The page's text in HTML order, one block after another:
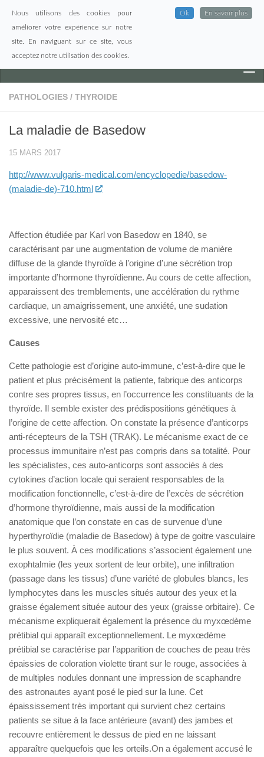
Skip to content
PATHOLOGIES / THYROIDE
La maladie de Basedow
15 MARS 2017
http://www.vulgaris-medical.com/encyclopedie/basedow-
(maladie-de)-710.html
Affection étudiée par Karl von Basedow en 1840, se
caractérisant par une augmentation de volume de manière
diffuse de la glande thyroïde à l’origine d’une sécrétion trop
importante d’hormone thyroïdienne. Au cours de cette affection,
apparaissent des tremblements, une accélération du rythme
cardiaque, un amaigrissement, une anxiété, une sudation
excessive, une nervosité etc…
Causes
Cette pathologie est d’origine auto-immune, c’est-à-dire que le
patient et plus précisément la patiente, fabrique des anticorps
contre ses propres tissus, en l’occurrence les constituants de la
thyroïde. Il semble exister des prédispositions génétiques à
l’origine de cette affection. On constate la présence d’anticorps
anti-récepteurs de la TSH (TRAK). Le mécanisme exact de ce
processus immunitaire n’est pas compris dans sa totalité. Pour
les spécialistes, ces auto-anticorps sont associés à des
cytokines d’action locale qui seraient responsables de la
modification fonctionnelle, c’est-à-dire de l’excès de sécrétion
d’hormone thyroïdienne, mais aussi de la modification
anatomique que l’on constate en cas de survenue d’une
hyperthyroïdie (maladie de Basedow) à type de goitre vasculaire
le plus souvent. À ces modifications s’associent également une
exophtalmie (les yeux sortent de leur orbite), une infiltration
(passage dans les tissus) d’une variété de globules blancs, les
lymphocytes dans les muscles situés autour des yeux et la
graisse également située autour des yeux (graisse orbitaire). Ce
mécanisme expliquerait également la présence du myxœdème
prétibial qui apparaît exceptionnellement. Le myxœdème
prétibial se caractérise par l’apparition de couches de peau très
épaissies de coloration violette tirant sur le rouge, associées à
de multiples nodules donnant une impression de scaphandre
des astronautes ayant posé le pied sur la lune. Cet
épaississement très important qui survient chez certains
patients se situe à la face antérieure (avant) des jambes et
recouvre entièrement le dessus de pied en ne laissant
apparaître quelquefois que les orteils.On a également accusé le
Nous utilisons des cookies pour
améliorer votre expérience sur notre
site. En naviguant sur ce site, vous
acceptez notre utilisation des cookies.
Ok En savoir plus